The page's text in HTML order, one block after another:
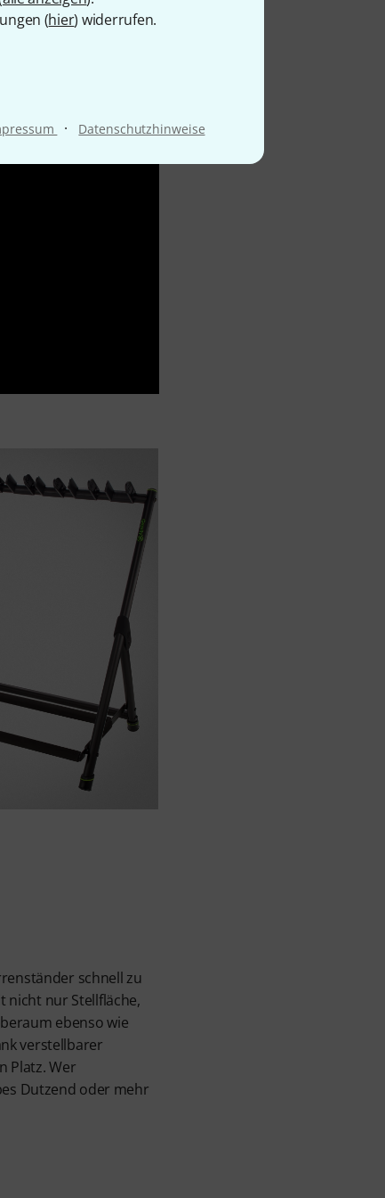
(hier) widerrufen.
· Datenschutzhinweise
schnell zu
nicht nur Stellfläche,
ebenso wie
verstellbarer
Platz. Wer
Dutzend oder mehr